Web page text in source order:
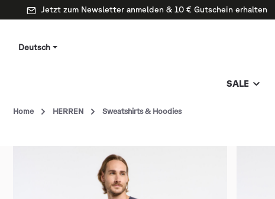
Jetzt zum Newsletter anmelden & 10 € Gutschein erhalten
Deutsch
SALE
Home HERREN Sweatshirts & Hoodies